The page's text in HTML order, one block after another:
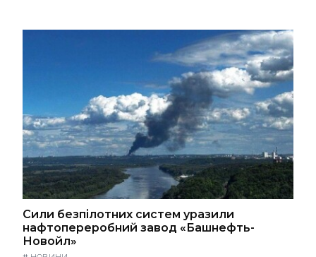
Сили безпілотних систем уразили
нафтопереробний завод «Башнефть-
Новойл»